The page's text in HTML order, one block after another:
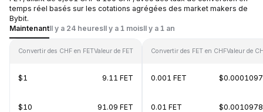
temps réel basés sur les cotations agrégées des market makers de
Bybit.
MaintenantIl y a 24 heuresIl y a 1 moisIl y a 1 an
Convertir des CHF en FETValeur de FET
$1 9.11 FET
$10 91.09 FET
Convertir des FET en CHFValeur de
0.001 FET
0.01 FET